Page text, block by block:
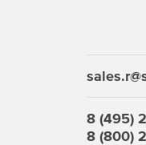
Что
8 (495)
8 (800)